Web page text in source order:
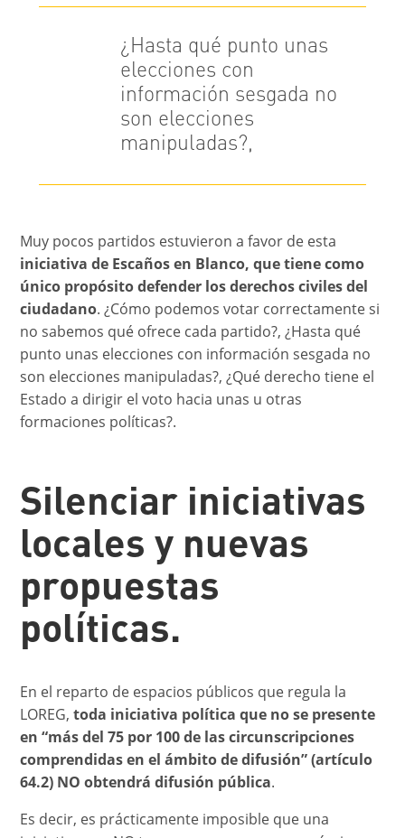
¿Hasta qué punto unas
elecciones con
información sesgada no
son elecciones
manipuladas?,
Muy pocos partidos estuvieron a favor de esta
iniciativa de Escaños en Blanco, que tiene como
único propósito defender los derechos civiles del
ciudadano. ¿Cómo podemos votar correctamente si
no sabemos qué ofrece cada partido?, ¿Hasta qué
punto unas elecciones con información sesgada no
son elecciones manipuladas?, ¿Qué derecho tiene el
Estado a dirigir el voto hacia unas u otras
formaciones políticas?.
Silenciar iniciativas
locales y nuevas
propuestas
políticas.
En el reparto de espacios públicos que regula la
LOREG,toda iniciativa política que no se presente
en “más del 75 por 100 de las circunscripciones
comprendidas en el ámbito de difusión” (artículo
64.2) NO obtendrá difusión pública.
Es decir, es prácticamente imposible que una